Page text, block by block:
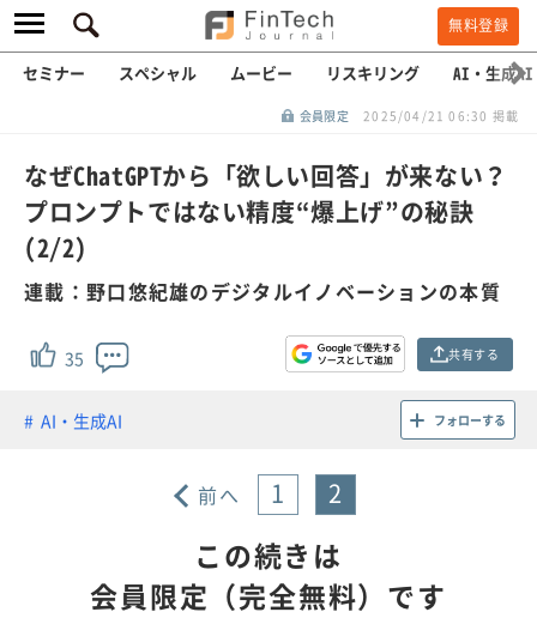
無料登録
セミナー スペシャル ムービー リスキリング AI・生成AI
会員限定 2025/04/21 06:30 掲載
なぜChatGPTから「欲しい回答」が来ない？
プロンプトではない精度“爆上げ”の秘訣
(2/2)
連載：野口悠紀雄のデジタルイノベーションの本質
35 共有する
AI・生成AI フォローする
前へ 1 2
この続きは
会員限定（完全無料）です